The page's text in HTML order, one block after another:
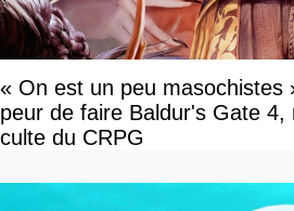
« On est un peu masochistes
peur de faire Baldur's Gate 4,
culte du CRPG